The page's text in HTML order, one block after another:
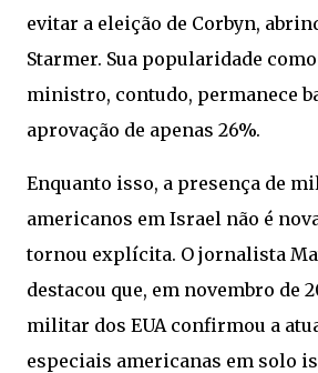
evitar a eleição de Corbyn,
Starmer. Sua popularidade
ministro, contudo, permanece
aprovação de apenas 26%.
Enquanto isso, a presença de
americanos em Israel não é
tornou explícita. O jornalista
destacou que, em novembro de
militar dos EUA confirmou a
especiais americanas em solo